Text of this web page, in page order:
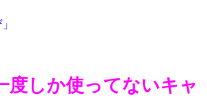
度しか使ってないキャ